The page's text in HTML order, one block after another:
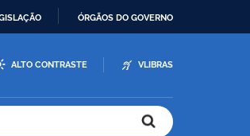
ÓRGÃOS DO GOVERNO
ALTO CONTRASTE VLIBRAS